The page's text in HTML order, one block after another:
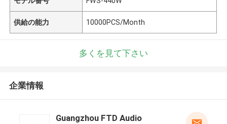
供給の能力 10000PCS/Month
多くを見て下さい
企業情報
Guangzhou FTD Audio